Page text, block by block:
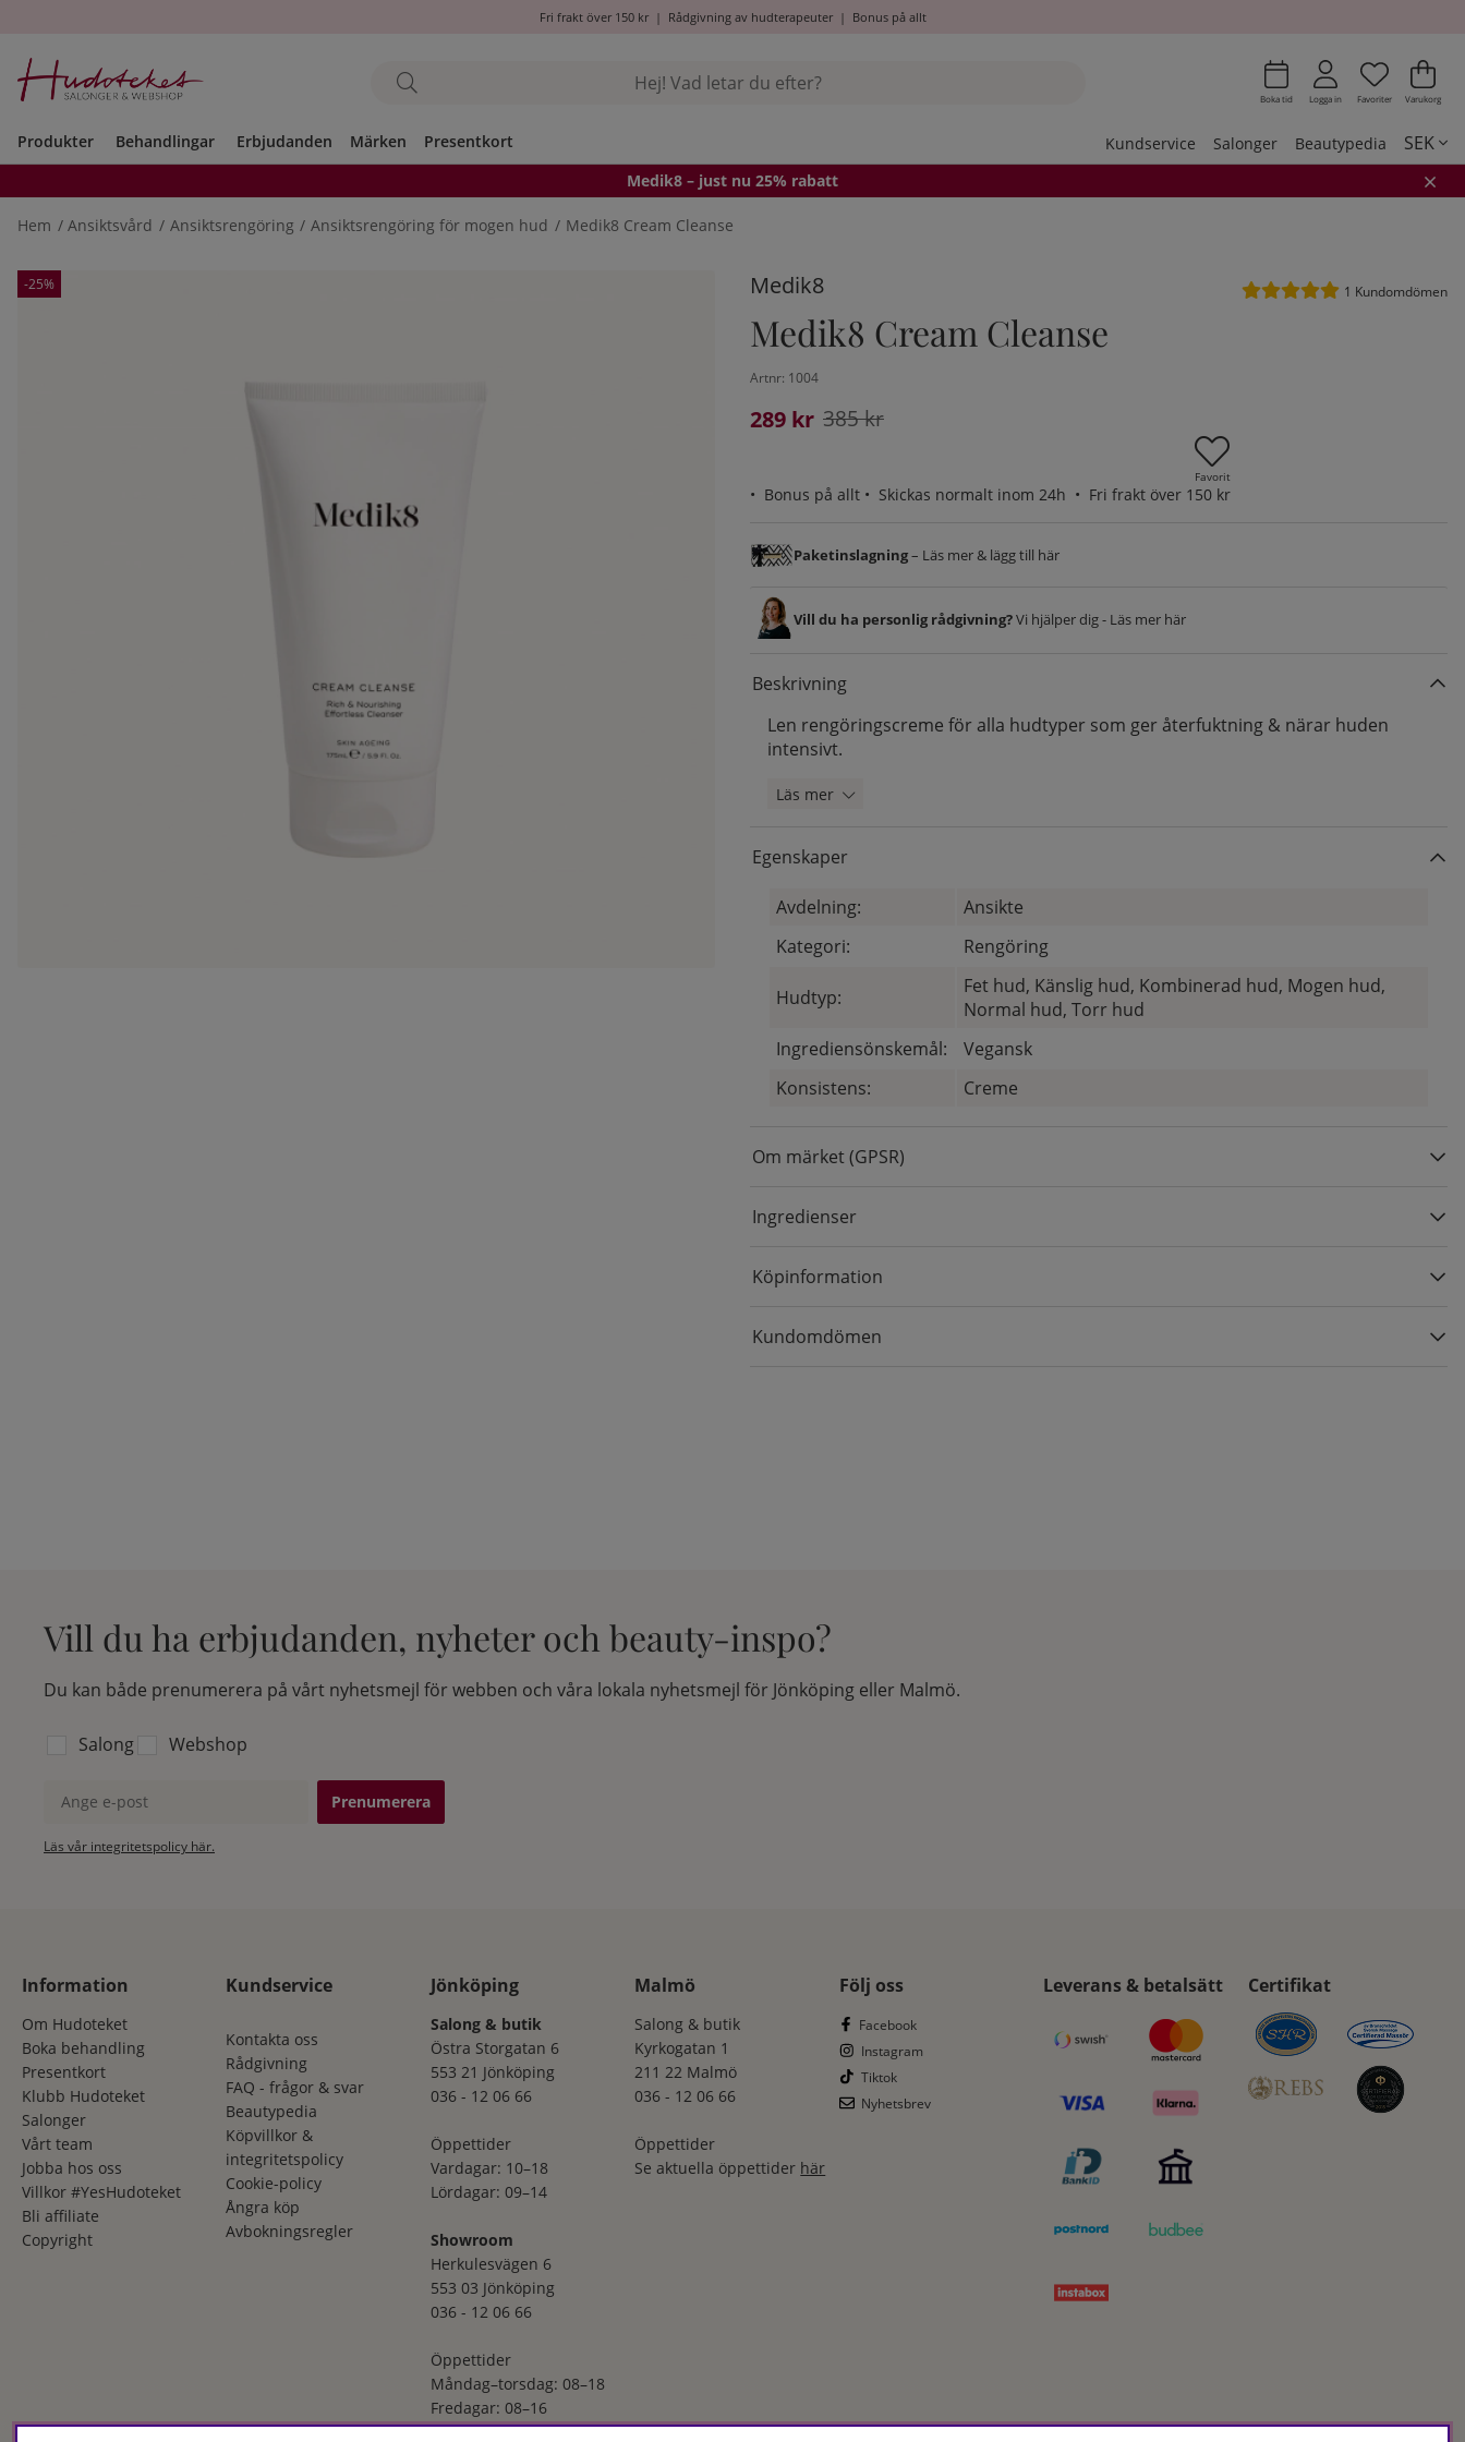
Fri frakt över 150 kr| Rådgivning av hudterapeuter| Bonus på allt
Boka tid Logga in Antal i
.
Favoriter .
Varukorg
Produkter Behandlingar Erbjudanden Märken Presentkort Kundservice Salonger Beautypedia SEK
Medik8 – just nu 25% rabatt
Hem Ansiktsvård Ansiktsrengöring Ansiktsrengöring för mogen hud Medik8 Cream Cleanse
-25%
Produktbilder Medik8 Medelbetyg 5 av 5 Antal
1 Kundomdömen
Medik8 Cream Cleanse
Artnr: 1004
289 kr
Ordinarie pris:
385kr
Favorit
• Bonus på allt • Skickas normalt inom 24h • Fri frakt över 150 kr
Paketinslagning– Läs mer & lägg till här
Vill du ha personlig rådgivning?Vi hjälper dig - Läs mer här
Beskrivning
Len rengöringscreme för alla hudtyper som ger återfuktning & närar huden
intensivt.
Läs mer
Egenskaper
Avdelning:
Ansikte
Kategori:
Rengöring
Hudtyp:
Fet hud, Känslig hud, Kombinerad hud, Mogen hud,
Normal hud, Torr hud
Ingrediensönskemål:
Vegansk
Konsistens:
Creme
Om märket (GPSR)
Ingredienser
Köpinformation
Kundomdömen
Vill du ha erbjudanden, nyheter och beauty-inspo?
Du kan både prenumerera på vårt nyhetsmejl för webben och våra lokala nyhetsmejl för Jönköping eller Malmö.
Välj vilken lista du vill prenumerera på:
Salong
Webshop
Ange e-post
Läs vår integritetspolicy här.
Information
Om Hudoteket
Boka behandling
Presentkort
Klubb Hudoteket
Salonger
Vårt team
Jobba hos oss
Villkor #YesHudoteket
Bli affiliate
Copyright
Kundservice
Kontakta oss
Rådgivning
FAQ - frågor & svar
Beautypedia
Köpvillkor &
integritetspolicy
Cookie-policy
Ångra köp
Avbokningsregler
Jönköping
Salong & butik
Östra Storgatan 6
553 21 Jönköping
036 - 12 06 66
Öppettider
Vardagar: 10–18
Lördagar: 09–14
Showroom
Herkulesvägen 6
553 03 Jönköping
036 - 12 06 66
Öppettider
Måndag–torsdag: 08–18
Fredagar: 08–16
Malmö
Salong & butik
Kyrkogatan 1
211 22 Malmö
036 - 12 06 66
Öppettider
Se aktuella öppettider här
Följ oss
Facebook
Instagram
Tiktok
Nyhetsbrev
Leverans & betalsätt Certifikat